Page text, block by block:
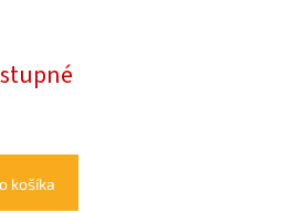
košíka